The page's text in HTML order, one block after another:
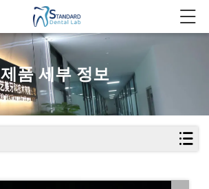
제품 세부 정보